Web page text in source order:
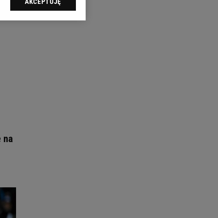
na
sp. z o.o., jej
swoje preferencje
reklam i treści,